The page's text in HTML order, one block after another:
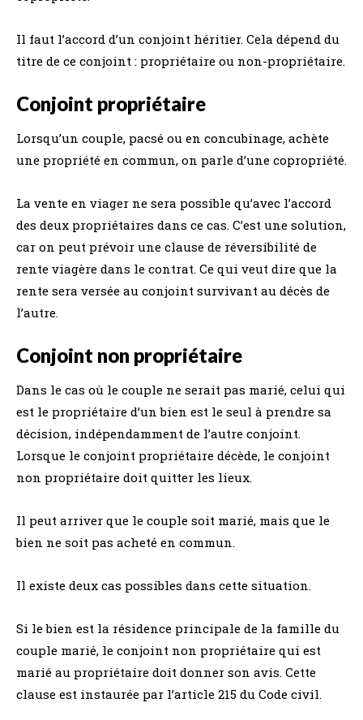
Il faut l’accord d’un conjoint héritier. Cela dépend du
titre de ce conjoint : propriétaire ou non-propriétaire.
Conjoint propriétaire
Lorsqu’un couple, pacsé ou en concubinage, achète
une propriété en commun, on parle d’une copropriété.
La vente en viager ne sera possible qu’avec l’accord
des deux propriétaires dans ce cas. C’est une solution,
car on peut prévoir une clause de réversibilité de
rente viagère dans le contrat. Ce qui veut dire que la
rente sera versée au conjoint survivant au décès de
l’autre.
Conjoint non propriétaire
Dans le cas où le couple ne serait pas marié, celui qui
est le propriétaire d’un bien est le seul à prendre sa
décision, indépendamment de l’autre conjoint.
Lorsque le conjoint propriétaire décède, le conjoint
non propriétaire doit quitter les lieux.
Il peut arriver que le couple soit marié, mais que le
bien ne soit pas acheté en commun.
Il existe deux cas possibles dans cette situation.
Si le bien est la résidence principale de la famille du
couple marié, le conjoint non propriétaire qui est
marié au propriétaire doit donner son avis. Cette
clause est instaurée par l’article 215 du Code civil.